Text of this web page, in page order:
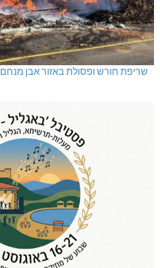
שריפת חורש ופסולת באזור אבן מנחם